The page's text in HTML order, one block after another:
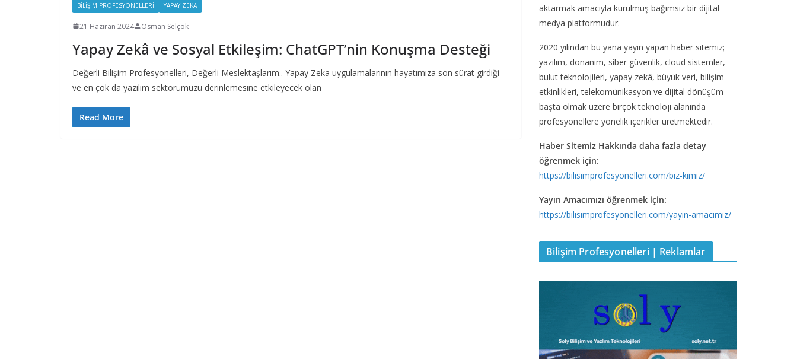
BILIŞIM PROFESYONELLERI YAPAY ZEKA
21 Haziran 2024 Osman Selçok
Yapay Zekâ ve Sosyal Etkileşim: ChatGPT’nin Konuşma Desteği
Değerli Bilişim Profesyonelleri, Değerli Meslektaşlarım.. Yapay Zeka uygulamalarının hayatımıza son sürat girdiği
ve en çok da yazılım sektörümüzü derinlemesine etkileyecek olan
Read More
aktarmak amacıyla kurulmuş bağımsız bir dijital
medya platformudur.
2020 yılından bu yana yayın yapan haber sitemiz;
yazılım, donanım, siber güvenlik, cloud sistemler,
bulut teknolojileri, yapay zekâ, büyük veri, bilişim
etkinlikleri, telekomünikasyon ve dijital dönüşüm
başta olmak üzere birçok teknoloji alanında
profesyonellere yönelik içerikler üretmektedir.
Haber Sitemiz Hakkında daha fazla detay
öğrenmek için:
https://bilisimprofesyonelleri.com/biz-kimiz/
Yayın Amacımızı öğrenmek için:
https://bilisimprofesyonelleri.com/yayin-amacimiz/
Bilişim Profesyonelleri | Reklamlar